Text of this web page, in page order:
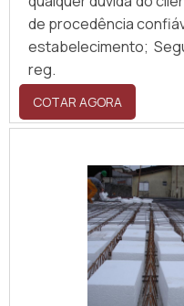
de procedência
estabelecimento;
reg.
COTAR AGORA